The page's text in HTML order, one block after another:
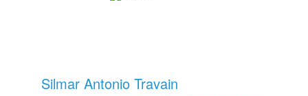
Silmar Antonio Travain